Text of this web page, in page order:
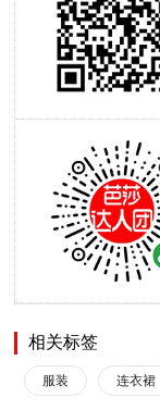
相关标签
服装 连衣裙